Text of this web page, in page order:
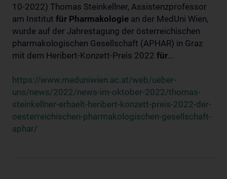
10-2022) Thomas Steinkellner, Assistenzprofessor
am Institut für Pharmakologie an der MedUni Wien,
wurde auf der Jahrestagung der österreichischen
pharmakologischen Gesellschaft (APHAR) in Graz
mit dem Heribert-Konzett-Preis 2022 für...
https://www.meduniwien.ac.at/web/ueber-
uns/news/2022/news-im-oktober-2022/thomas-
steinkellner-erhaelt-heribert-konzett-preis-2022-der-
oesterreichischen-pharmakologischen-gesellschaft-
aphar/